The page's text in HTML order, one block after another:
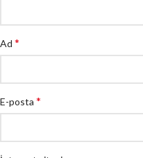
Ad *
E-posta *